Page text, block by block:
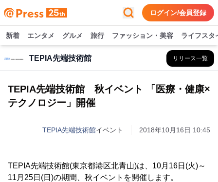
ログイン/会員登録
新着 エンタメ グルメ 旅行 ファッション・美容 ライフスタ
TEPIA先端技術館 リリース一覧
TEPIA先端技術館 秋イベント 「医療・健康×
テクノロジー」開催
TEPIA先端技術館イベント 2018年10月16日 10:45
TEPIA先端技術館(東京都港区北青山)は、10月16日(火)～
11月25日(日)の期間、秋イベントを開催します。